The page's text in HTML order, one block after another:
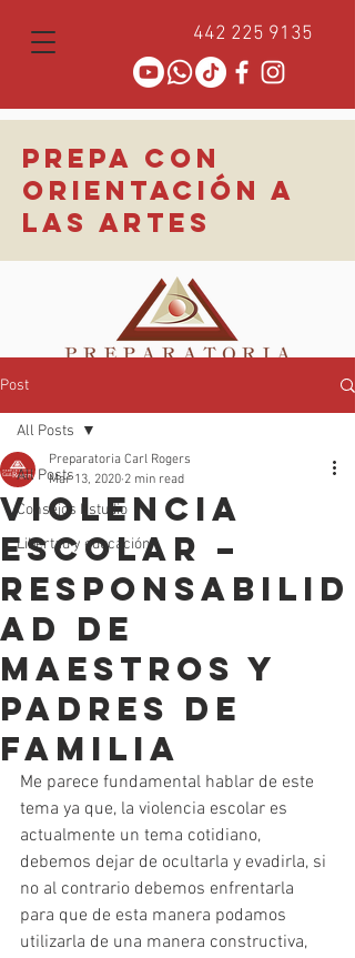
442 225 9135
PREPA CON
ORIENTACIÓN A
LAS ARTES
Post
All Posts
Consejos Estudio
Libertad y educación
All Posts
Violencia
Escolar –
Responsabilid
ad de
Maestros y
Padres de
Familia
Preparatoria Carl Rogers
Mar 13, 2020 2 min read
Me parece fundamental hablar de este
tema ya que, la violencia escolar es
actualmente un tema cotidiano,
debemos dejar de ocultarla y evadirla, si
no al contrario debemos enfrentarla
para que de esta manera podamos
utilizarla de una manera constructiva,